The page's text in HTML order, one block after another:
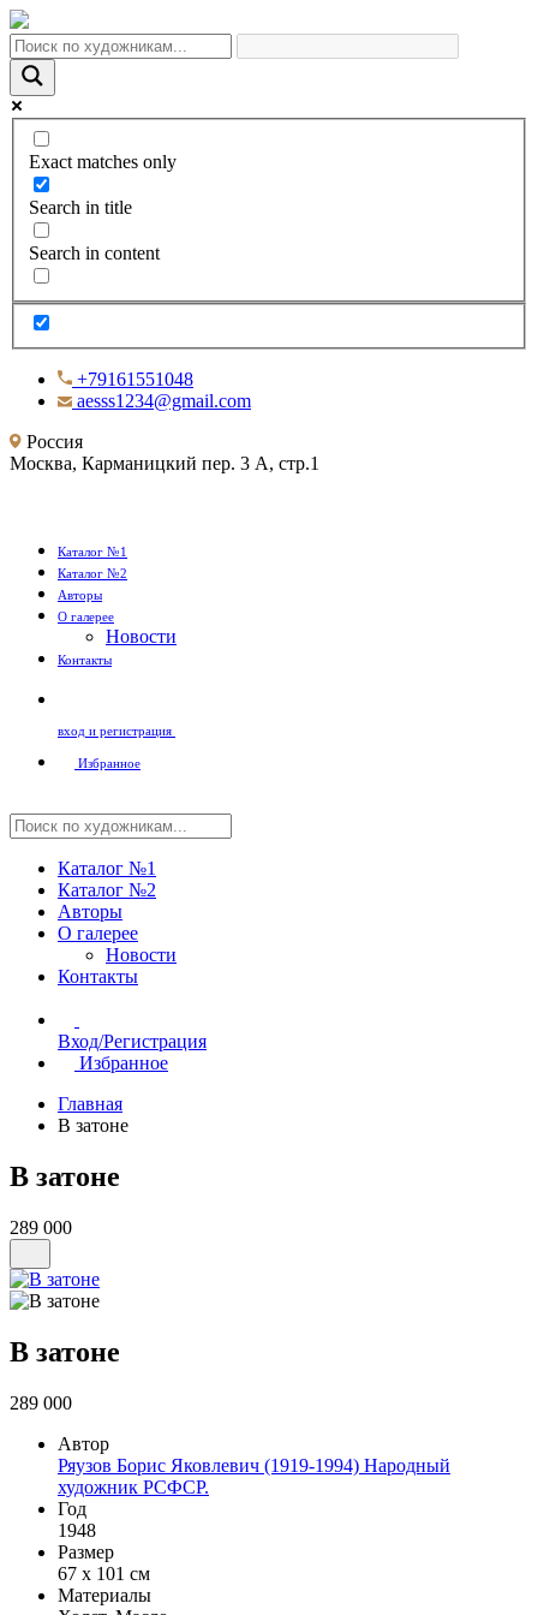
Exact matches only
Search in title
Search in content
+79161551048
aesss1234@gmail.com
Россия
Москва, Карманицкий пер. 3 А, стр.1
Каталог №1
Каталог №2
Авторы
О галерее
Новости
Контакты
вход и регистрация
Избранное
Каталог №1
Каталог №2
Авторы
О галерее
Новости
Контакты
Вход/Регистрация
Избранное
Главная
В затоне
В затоне
289 000
В затоне
289 000
Автор
Ряузов Борис Яковлевич (1919-1994) Народный
художник РСФСР.
Год
1948
Размер
67 х 101 см
Материалы